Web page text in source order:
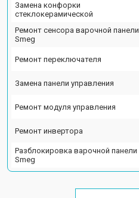
Замена конфорки
стеклокерамической
Ремонт сенсора варочной панели
Smeg
Ремонт переключателя
Замена панели управления
Ремонт модуля управления
Ремонт инвертора
Разблокировка варочной панели
Smeg